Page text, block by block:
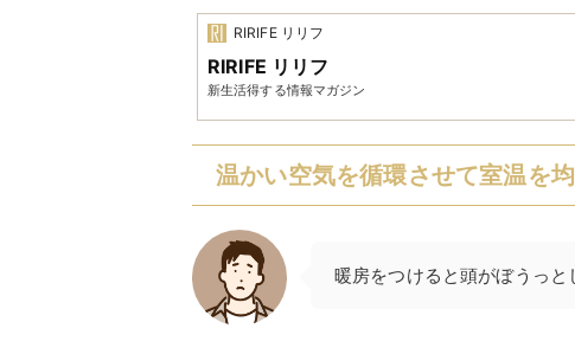
RIRIFE リリフ
RIRIFE リリフ
新生活得する情報マガジン
温かい空気を循環させて室温を
暖房をつけると頭がぼうっと